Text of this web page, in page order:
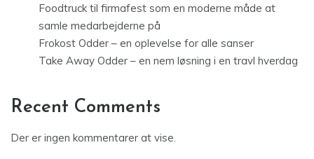
Foodtruck til firmafest som en moderne måde at
samle medarbejderne på
Frokost Odder – en oplevelse for alle sanser
Take Away Odder – en nem løsning i en travl hverdag
Recent Comments
Der er ingen kommentarer at vise.